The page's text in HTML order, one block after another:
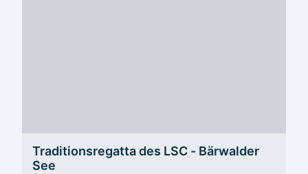
Traditionsregatta des LSC - Bärwalder
See